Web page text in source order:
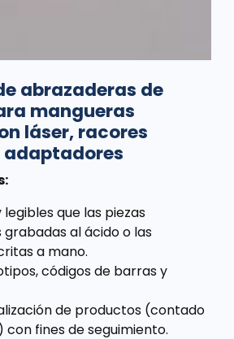
abrazaderas de
mangueras
láser, racores
que las piezas
al ácido o las
a mano.
códigos de barras y
de productos (contado
fines de seguimiento.